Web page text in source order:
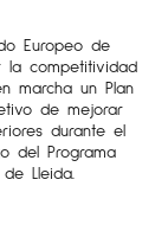
Europeo de
la competitividad
marcha un Plan
de mejorar
durante el
del Programa
Lleida.